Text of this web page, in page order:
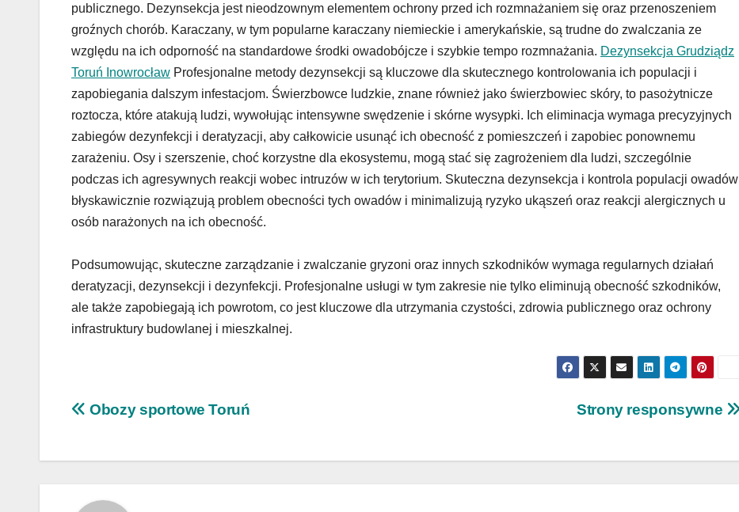
publicznego. Dezynsekcja jest nieodzownym elementem ochrony przed ich rozmnażaniem się oraz przenoszeniem
groźnych chorób. Karaczany, w tym popularne karaczany niemieckie i amerykańskie, są trudne do zwalczania ze
względu na ich odporność na standardowe środki owadobójcze i szybkie tempo rozmnażania. Dezynsekcja Grudziądz
Toruń Inowrocław Profesjonalne metody dezynsekcji są kluczowe dla skutecznego kontrolowania ich populacji i
zapobiegania dalszym infestacjom. Świerzbowce ludzkie, znane również jako świerzbowiec skóry, to pasożytnicze
roztocza, które atakują ludzi, wywołując intensywne swędzenie i skórne wysypki. Ich eliminacja wymaga precyzyjnych
zabiegów dezynfekcji i deratyzacji, aby całkowicie usunąć ich obecność z pomieszczeń i zapobiec ponownemu
zarażeniu. Osy i szerszenie, choć korzystne dla ekosystemu, mogą stać się zagrożeniem dla ludzi, szczególnie
podczas ich agresywnych reakcji wobec intruzów w ich terytorium. Skuteczna dezynsekcja i kontrola populacji owadów
błyskawicznie rozwiązują problem obecności tych owadów i minimalizują ryzyko ukąszeń oraz reakcji alergicznych u
osób narażonych na ich obecność.
Podsumowując, skuteczne zarządzanie i zwalczanie gryzoni oraz innych szkodników wymaga regularnych działań
deratyzacji, dezynsekcji i dezynfekcji. Profesjonalne usługi w tym zakresie nie tylko eliminują obecność szkodników,
ale także zapobiegają ich powrotom, co jest kluczowe dla utrzymania czystości, zdrowia publicznego oraz ochrony
infrastruktury budowlanej i mieszkalnej.
Nawigacja
Strony responsywne
Obozy sportowe Toruń